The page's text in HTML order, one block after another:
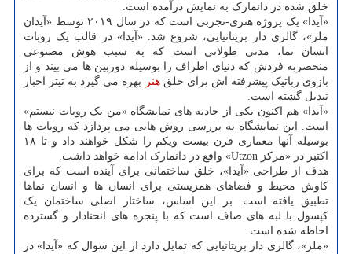
خلق شده در دانمارک به نمایش درآمده است.
«آیدا» یک پروژه هنری-تجربی است که در سال ۲۰۱۹ توسط «آیدان
ملر»، گالری دار بریتانیایی، شروع شد. «آیدا» در قالب یک روبات
انسان نما، مدتی طولانی است که به سبب هوش مصنوعی
منحصربه فردش که دنیای اطراف را بوسیله دوربین ها می بیند و از
بازوی رباتیک پیشرفته اش برای خلقهنر
بهره می گیرد به تیتر اخبار
تبدیل گشته است.
«آیدا» هم اکنون یکی از جاذبه های نمایشگاه «من یک روبات نیستم»
است. این نمایشگاه به بررسی روش هایی می پردازد که روبات ها
بوسیله آنها معماری قرن بیست ویکم را شکل خواهند داد و تا ۱۸
اکتبر در «مرکز Utzon» واقع در دانمارک ادامه خواهد داشت.
هدف از طراحی «آیدا»، خلق ساختمانی برای آینده است که برای
کاوش محیط و فضاهای همزیستی برای انسان ها و انسان نماها
تطبیق یافته است. بر این اساس، ساختار اصلی ساختمان یک
کپسول با لبه های صاف است که با پنجره های انحنادار و گسترده
احاطه شده است.
«ملر»، گالری دار بریتانیایی که تمایل دارد از این سوال که «آیدا» در